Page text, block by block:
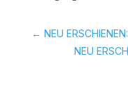
← NEU
NEU